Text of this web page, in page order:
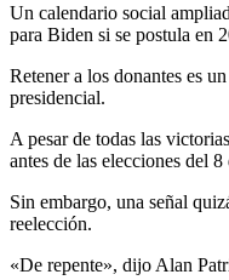
Un calendario social
para Biden si se postula en
Retener a los donantes es
presidencial.
A pesar de todas las
antes de las elecciones del
Sin embargo, una señal
reelección.
«De repente», dijo Alan